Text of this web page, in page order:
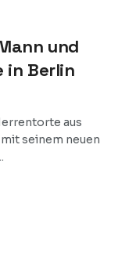
und
in Berlin
aus
seinem neuen